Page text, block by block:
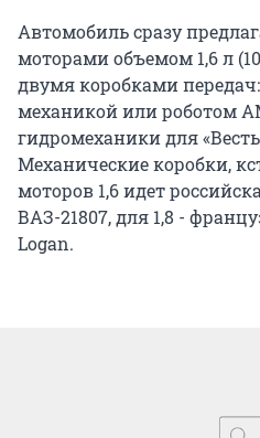
Автомобиль сразу
моторами объемом 1,6 л
двумя коробками
механикой или роботом
гидромеханики для
Механические коробки,
моторов 1,6 идет
ВАЗ-21807, для 1,8 -
Logan.